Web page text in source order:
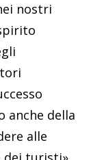
nostri
anche della
alle